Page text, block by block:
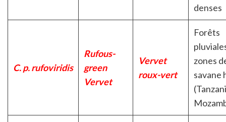
denses
C. p. rufoviridis
Rufous-
green
Vervet
Vervet
roux-vert
Forêts
zones
savane